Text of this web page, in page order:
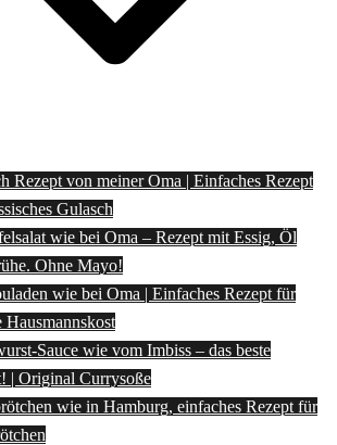
Rezept von meiner Oma | Einfaches Rezept
Gulasch
wie bei Oma – Rezept mit Essig, Öl
Ohne Mayo!
wie bei Oma | Einfaches Rezept für
Hausmannskost
Sauce wie vom Imbiss – das beste
| Original Currysoße
wie in Hamburg, einfaches Rezept für